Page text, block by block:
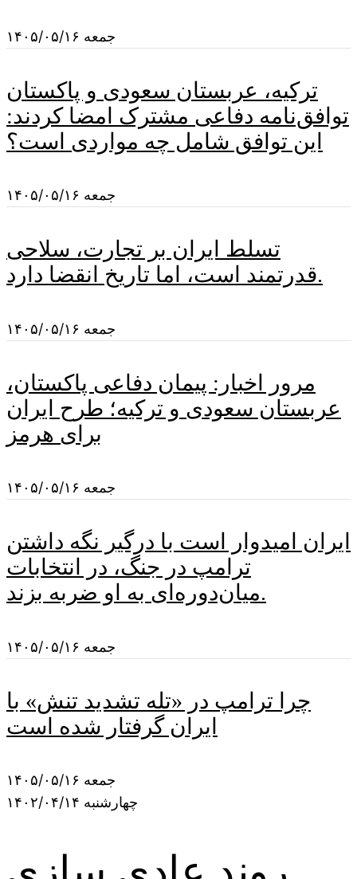
جمعه ۱۴۰۵/۰۵/۱۶
ترکیه، عربستان سعودی و پاکستان
توافق‌نامه دفاعی مشترک امضا کردند:
این توافق شامل چه مواردی است؟
جمعه ۱۴۰۵/۰۵/۱۶
تسلط ایران بر تجارت، سلاحی
قدرتمند است، اما تاریخ انقضا دارد.
جمعه ۱۴۰۵/۰۵/۱۶
مرور اخبار: پیمان دفاعی پاکستان،
عربستان سعودی و ترکیه؛ طرح ایران
برای هرمز
جمعه ۱۴۰۵/۰۵/۱۶
ایران امیدوار است با درگیر نگه داشتن
ترامپ در جنگ، در انتخابات
میان‌دوره‌ای به او ضربه بزند.
جمعه ۱۴۰۵/۰۵/۱۶
چرا ترامپ در «تله تشدید تنش» با
ایران گرفتار شده است
جمعه ۱۴۰۵/۰۵/۱۶
چهارشنبه ۱۴۰۲/۰۴/۱۴